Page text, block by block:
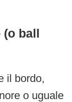
ball
il bordo,
o uguale